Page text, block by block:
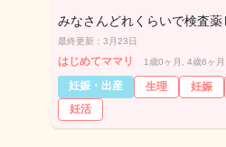
みなさんどれくらいで検査薬
最終更新：3月23日
はじめてママリ 1歳0ヶ月, 4歳6ヶ月
妊娠・出産 生理 妊娠
妊活